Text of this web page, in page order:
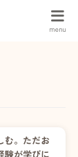
む。ただお
験が学びに